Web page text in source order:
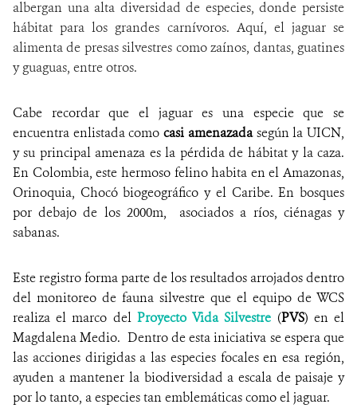
INFORME ANUAL WCS
MECANISMO DE ATENCIÓN DE QUEJAS Y RECLAMOS
albergan una alta diversidad de especies, donde persiste
hábitat para los grandes carnívoros. Aquí, el jaguar se
alimenta de presas silvestres como zaínos, dantas, guatines
y guaguas, entre otros.
Cabe recordar que el jaguar es una especie que se
encuentra enlistada comocasi amenazadasegún la UICN,
y su principal amenaza es la pérdida de hábitat y la caza.
En Colombia, este hermoso felino habita en el Amazonas,
Orinoquia, Chocó biogeográfico y el Caribe. En bosques
por debajo de los 2000m, asociados a ríos, ciénagas y
sabanas.
Este registro forma parte de los resultados arrojados dentro
del monitoreo de fauna silvestre que el equipo de WCS
realiza el marco del Proyecto Vida Silvestre (PVS) en el
Magdalena Medio. Dentro de esta iniciativa se espera que
las acciones dirigidas a las especies focales en esa región,
ayuden a mantener la biodiversidad a escala de paisaje y
por lo tanto, a especies tan emblemáticas como el jaguar.